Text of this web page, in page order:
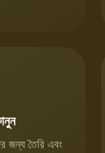
জন্য তৈরি এবং